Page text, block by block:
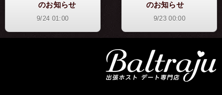
のお知らせ
9/24 01:00
のお知らせ
9/23 00:00